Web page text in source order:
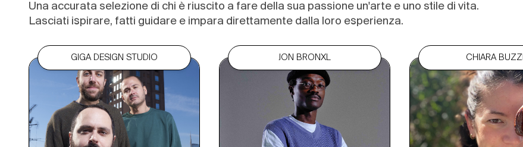
Una accurata selezione di chi è riuscito a fare della sua passione un'arte e uno stile di vita.
Lasciati ispirare, fatti guidare e impara direttamente dalla loro esperienza.
GIGA DESIGN STUDIO JON BRONXL CHIARA BUZZI